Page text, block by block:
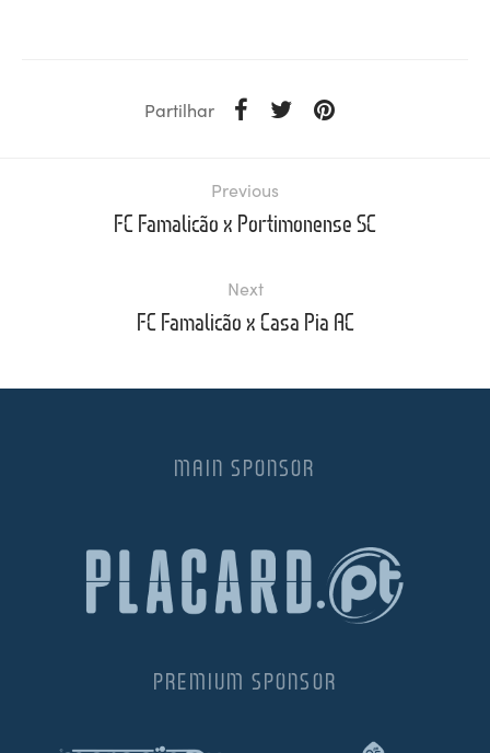
Partilhar
Previous
FC Famalicão x Portimonense SC
Next
FC Famalicão x Casa Pia AC
MAIN SPONSOR
PREMIUM SPONSOR